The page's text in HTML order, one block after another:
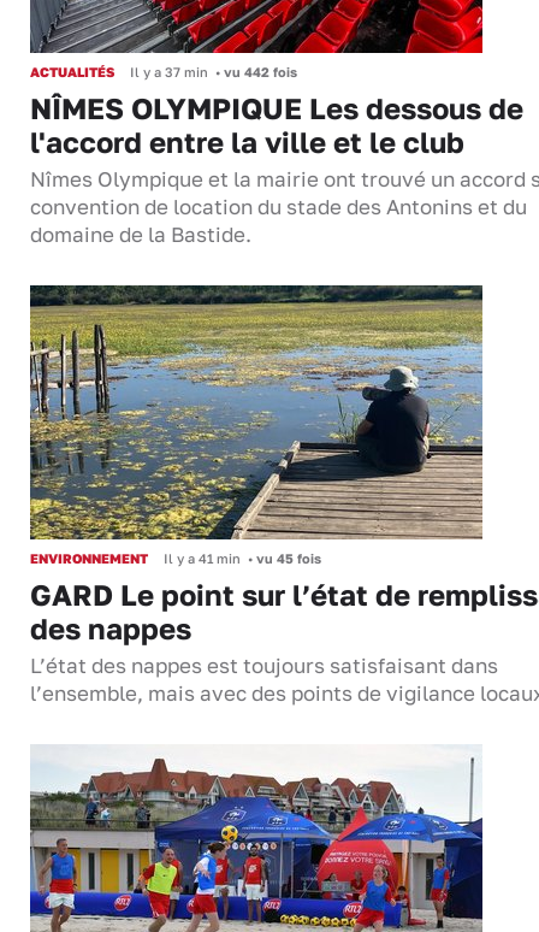
ACTUALITÉS Il y a 37 min • vu 442 fois
NÎMES OLYMPIQUE Les dessous de
l'accord entre la ville et le club
Nîmes Olympique et la mairie ont trouvé un accord
convention de location du stade des Antonins et du
domaine de la Bastide.
ENVIRONNEMENT Il y a 41 min • vu 45 fois
GARD Le point sur l’état de
des nappes
L’état des nappes est toujours satisfaisant dans
l’ensemble, mais avec des points de vigilance